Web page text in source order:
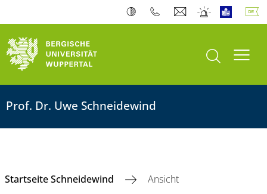
Suche öffnen
Prof. Dr. Uwe Schneidewind
Startseite Schneidewind Ansicht